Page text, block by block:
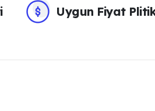
Uygun Fiyat